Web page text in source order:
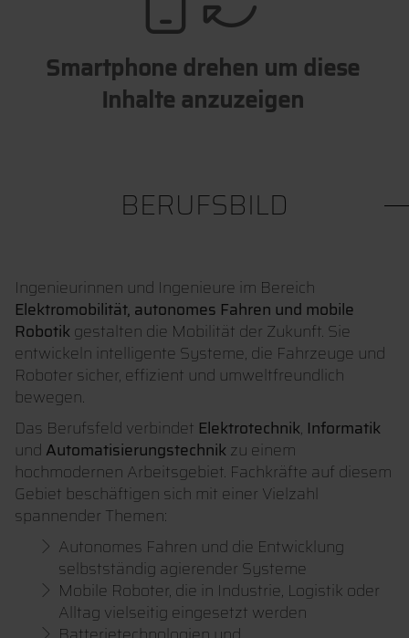
Smartphone drehen um diese
Inhalte anzuzeigen
BERUFSBILD
Ingenieurinnen und Ingenieure im Bereich
Elektromobilität, autonomes Fahren und mobile
Robotik gestalten die Mobilität der Zukunft. Sie
entwickeln intelligente Systeme, die Fahrzeuge und
Roboter sicher, effizient und umweltfreundlich
bewegen.
Das Berufsfeld verbindet Elektrotechnik, Informatik
und Automatisierungstechnik zu einem
hochmodernen Arbeitsgebiet. Fachkräfte auf diesem
Gebiet beschäftigen sich mit einer Vielzahl
spannender Themen:
Autonomes Fahren und die Entwicklung
selbstständig agierender Systeme
Mobile Roboter, die in Industrie, Logistik oder
Alltag vielseitig eingesetzt werden